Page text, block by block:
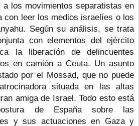
los movimientos separatistas en
con leer los medios israelíes o los
Según su análisis, se trata
con elementos del ejército
la liberación de delincuentes
en camión a Ceuta. Un asunto
por el Mossad, que no puede
situada en las altas
amiga de Israel. Todo esto está
de España sobre las
y sus actuaciones en Gaza y